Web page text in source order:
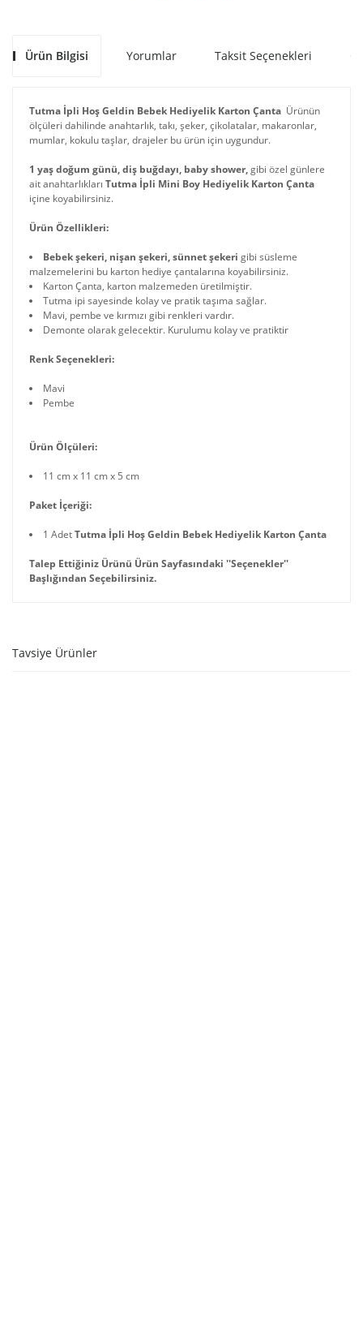
Ürün Bilgisi Yorumlar Taksit Seçenekleri
Tutma İpli Hoş Geldin Bebek Hediyelik Karton Çanta Ürünün
ölçüleri dahilinde anahtarlık, takı, şeker, çikolatalar, makaronlar,
mumlar, kokulu taşlar, drajeler bu ürün için uygundur.
1 yaş doğum günü, diş buğdayı, baby shower,gibi özel günlere
ait anahtarlıkları Tutma İpli Mini Boy Hediyelik Karton Çanta
içine koyabilirsiniz.
Ürün Özellikleri:
Bebek şekeri, nişan şekeri, sünnet şekeri gibi süsleme
malzemelerini bu karton hediye çantalarına koyabilirsiniz.
Karton Çanta, karton malzemeden üretilmiştir.
Tutma ipi sayesinde kolay ve pratik taşıma sağlar.
Mavi, pembe ve kırmızı gibi renkleri vardır.
Demonte olarak gelecektir. Kurulumu kolay ve pratiktir
Renk Seçenekleri:
Mavi
Pembe
Ürün Ölçüleri:
11 cm x 11 cm x 5 cm
Paket İçeriği:
1 AdetTutma İpli Hoş Geldin Bebek Hediyelik Karton Çanta
Talep Ettiğiniz Ürünü Ürün Sayfasındaki ''Seçenekler''
Başlığından Seçebilirsiniz.
Tavsiye Ürünler